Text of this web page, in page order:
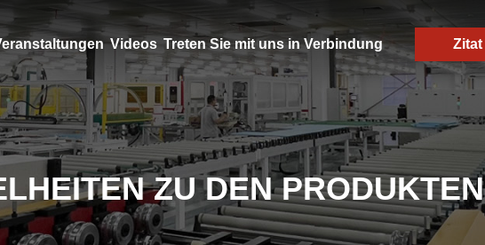
Videos Treten Sie mit uns in Verbindung Zitat
ZU DEN PRODUKTEN